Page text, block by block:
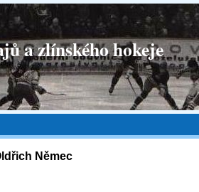
a zlínského hokeje
Němec